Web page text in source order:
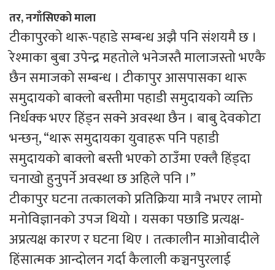
तर, नगाँसिएको माला
टीकापुरको थारू-पहाडे सम्बन्ध अझै पनि संशयमै छ ।
रेश्माका बुबा उपेन्द्र महतोले भनेजस्तै मालाजस्तो भएकै
छैन समाजको सम्बन्ध । टीकापुर आसपासका थारू
समुदायको बाक्लो बस्तीमा पहाडी समुदायको व्यक्ति
निर्धक्क भएर हिंड्न सक्ने अवस्था छैन । बाबु देवकोटा
भन्छन्, “थारू समुदायका युवाहरू पनि पहाडी
समुदायको बाक्लो बस्ती भएको ठाउँमा एक्लै हिंड्दा
चनाखो हुनुपर्ने अवस्था छ अहिले पनि ।”
टीकापुर घटना तत्कालको प्रतिक्रिया मात्रै नभएर लामो
मनोविज्ञानको उपज थियो । यसका पछाडि प्रत्यक्ष-
अप्रत्यक्ष कारण र घटना थिए । तत्कालीन माओवादीले
हिंसात्मक आन्दोलन गर्दा कैलाली कञ्चनपुरलाई